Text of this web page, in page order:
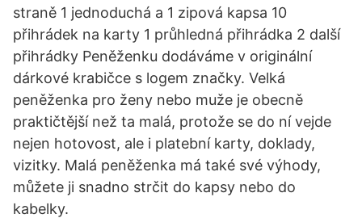
straně 1 jednoduchá a 1 zipová kapsa 10
přihrádek na karty 1 průhledná přihrádka 2 další
přihrádky Peněženku dodáváme v originální
dárkové krabičce s logem značky. Velká
peněženka pro ženy nebo muže je obecně
praktičtější než ta malá, protože se do ní vejde
nejen hotovost, ale i platební karty, doklady,
vizitky. Malá peněženka má také své výhody,
můžete ji snadno strčit do kapsy nebo do
kabelky.